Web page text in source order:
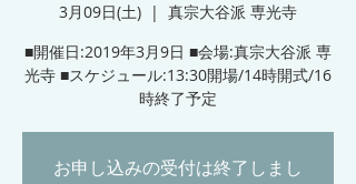
3月09日(土)
  |
真宗大谷派 専光寺
■開催日:2019年3月9日 ■会場:真宗大谷派 専
光寺 ■スケジュール:13:30開場/14時開式/16
時終了予定
お申し込みの受付は終了しまし